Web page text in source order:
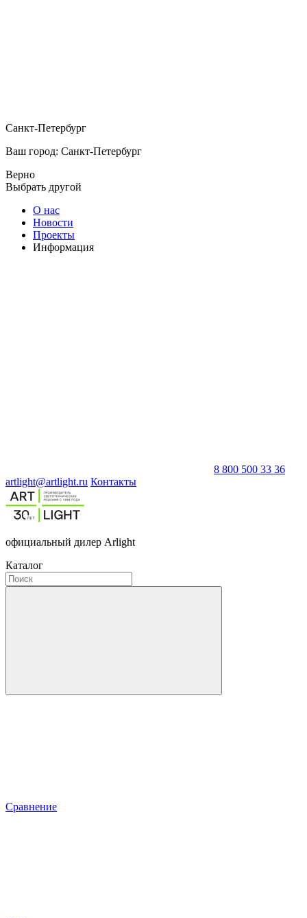
Санкт-Петербург
Ваш город: Санкт-Петербург
Верно
Выбрать другой
О нас
Новости
Проекты
Информация
8 800 500 33 36
artlight@artlight.ru Контакты
официальный дилер Arlight
Каталог
Сравнение